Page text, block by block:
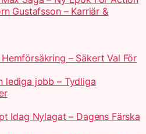
Gustafsson – Karriär &
– Säkert Val För
lediga jobb – Tydliga
Idag Nylagat – Dagens Färska